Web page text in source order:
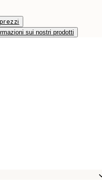
sui nostri prodotti